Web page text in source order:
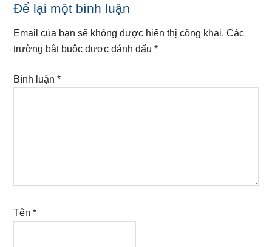
Reader
Interactions
Để lại một bình luận
Email của bạn sẽ không được hiển thị công khai. Các
trường bắt buộc được đánh dấu*
Bình luận*
Tên*